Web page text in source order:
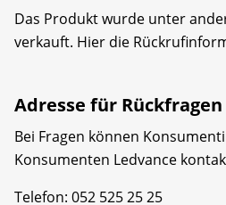
Das Produkt wurde unter
verkauft. Hier die
Adresse für Rückfragen
Bei Fragen können
Konsumenten Ledvance
Telefon: 052 525 25 25